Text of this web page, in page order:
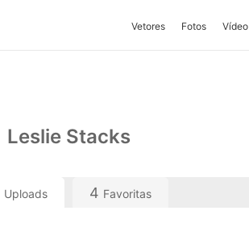
Vetores Fotos Vídeo
Leslie Stacks
Uploads 4 Favoritas